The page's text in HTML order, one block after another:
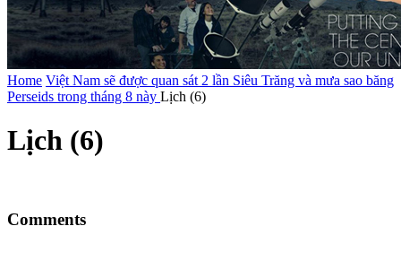
Home Việt Nam sẽ được quan sát 2 lần Siêu Trăng và mưa sao băng
Perseids trong tháng 8 này Lịch (6)
Lịch (6)
Comments